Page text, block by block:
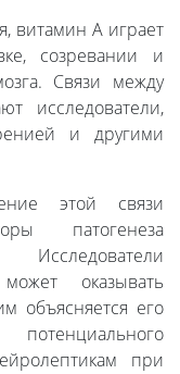
витамин А играет
созревании и
Связи между
исследователи,
и другими
этой связи
патогенеза
оказывать
объясняется его
при